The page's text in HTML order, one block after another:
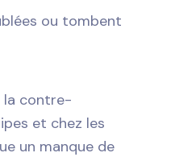
ou tombent
la contre-
et chez les
un manque de